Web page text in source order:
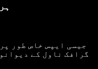
گرافک ناول کے